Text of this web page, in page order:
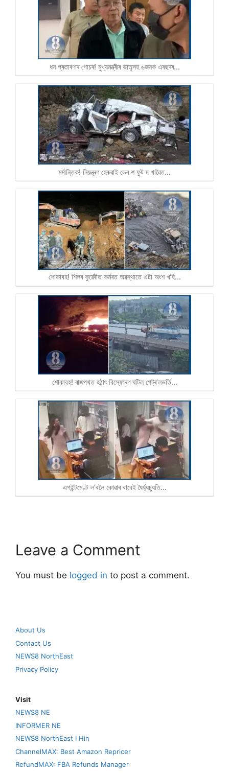
ধন প্ৰতাৰণাৰ গোচৰ! মুখ্যমন্ত্ৰীৰ ভাতৃসহ ৬জনক এবছৰৰ…
মৰ্মান্তিক! নিয়ন্ত্ৰণ হেৰুৱাই ডেৰ শ ফুট দ খাৱৈত…
শোকাবহ! শিলৰ কুৱেৰীত কৰ্মৰত অৱস্থাতে এটা অংশ খহি…
শোকাবহ! ৰাজপথত হঠাৎ বিস্ফোৰণ ঘটিল পেট্ৰ’লভৰ্তি…
এপইন্টমেণ্ট ল’বলৈ কোৱাৰ বাবেই ধৈৰ্য্যচ্যুতি…
Leave a Comment
You must be logged in to post a comment.
About Us
Contact Us
NEWS8 NorthEast
Privacy Policy
Visit
NEWS8 NE
INFORMER NE
NEWS8 NorthEast I Hin
ChannelMAX: Best Amazon Repricer
RefundMAX: FBA Refunds Manager